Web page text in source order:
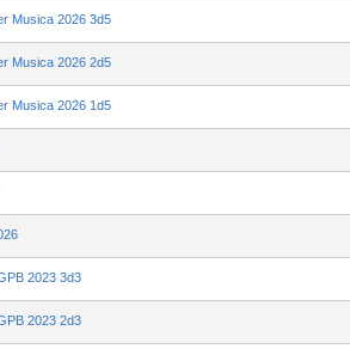
Musica 2026 3d5
Musica 2026 2d5
Musica 2026 1d5
2023 3d3
2023 2d3